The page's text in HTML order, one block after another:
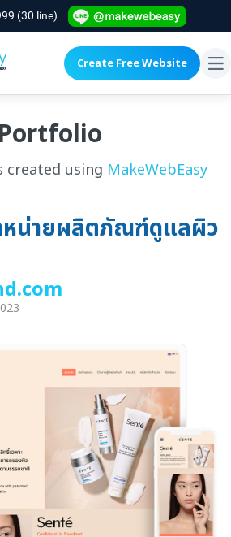
(30 line)
Create Free Website
Portfolio
created using MakeWebEasy
หน่ายผลิตภัณฑ์ดูแลผิว